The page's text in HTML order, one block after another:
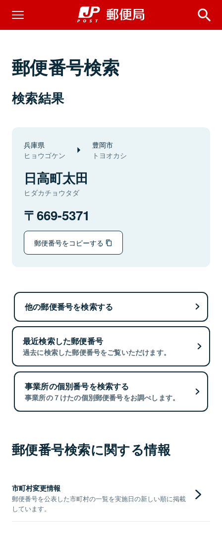
郵便番号検索
検索結果
兵庫県
ヒョウゴケン
豊岡市
トヨオカシ
日高町太田
ヒダカチョウタダ
669-5371
郵便番号をコピーする
他の郵便番号を検索する
最近検索した郵便番号
過去に検索した郵便番号をご覧いただけます。
事業所の個別番号を検索する
事業所の７けたの個別郵便番号をお調べします。
郵便番号検索に関する情報
市町村変更情報
郵便番号を公表した市町村の一覧を実施日の新しい順に掲載
しています。